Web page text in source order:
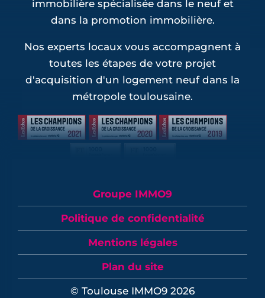
immobilière spécialisée dans le neuf et
dans la promotion immobilière.
Nos experts locaux vous accompagnent à
toutes les étapes de votre projet
d'acquisition d'un logement neuf dans la
métropole toulousaine.
Groupe IMMO9
Politique de confidentialité
Mentions légales
Plan du site
© Toulouse IMMO9 2026